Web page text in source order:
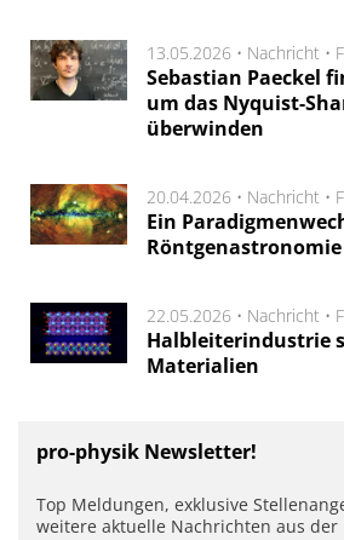
13.05.2026 • Nachricht •
Sebastian Paeckel
um das Nyquist-
überwinden
20.04.2026 • Nachricht •
Ein
Röntgenastronomie
22.05.2026 • Nachricht •
Halbleiterindustrie
Materialien
pro-physik Newsletter!
Top Meldungen, exklusive
weitere aktuelle Nachrichten aus der